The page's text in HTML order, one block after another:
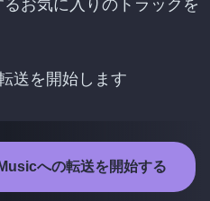
お気に入りのトラックを
送を開始します
への転送を開始する